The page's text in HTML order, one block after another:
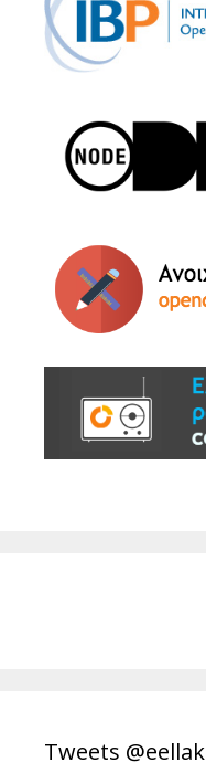
Tweets @eellak